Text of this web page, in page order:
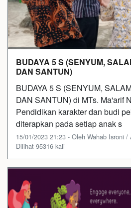
BUDAYA 5 S (SENYUM,
DAN SANTUN)
BUDAYA 5 S (SENYUM,
DAN SANTUN) di MTs. Ma'arif
Pendidikan karakter dan budi
diterapkan pada setiap anak s
15/01/2023 21:23 - Oleh Wahab Isroni
Dilihat 95316 kali